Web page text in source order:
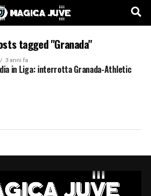
tagged "Granada"
3 anni fa
in Liga: interrotta Granada-Athletic